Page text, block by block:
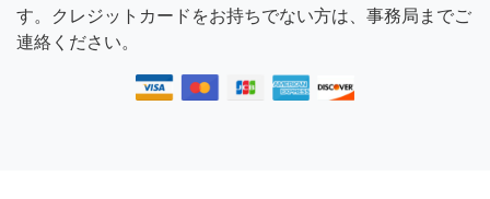
す。クレジットカードをお持ちでない方は、事務局までご
連絡ください。